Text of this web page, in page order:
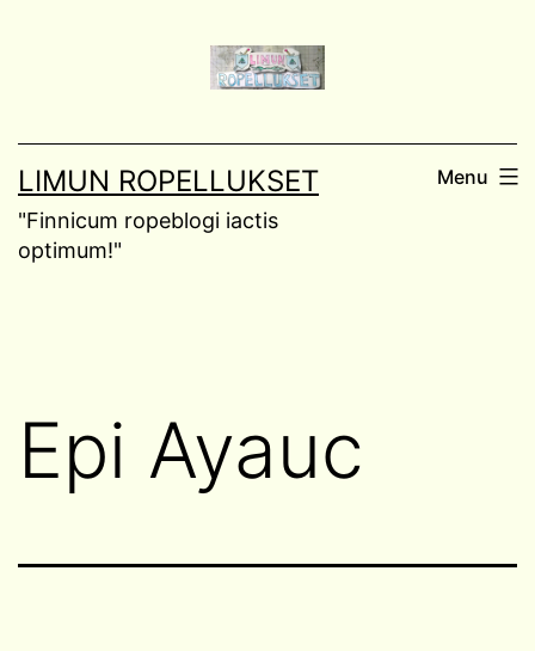
LIMUN ROPELLUKSET
"Finnicum ropeblogi iactis
optimum!"
Menu
Epi Ayauc